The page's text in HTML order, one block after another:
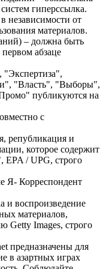
гиперссылка.
независимости от
материалов.
– должна быть
абзаце
"Власть", "Выборы",
публикуются на
с
републикация и
которое содержит
EPA / UPG, строго
Я- Корреспондент
и воспроизведение
материалов,
Getty Images, строго
предназначены для
в азартных играх